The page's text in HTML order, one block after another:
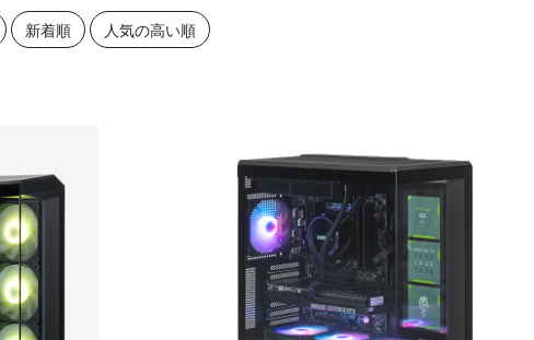
360mm簡易水冷と曲面
OLEDを搭載したハイエン
ドモデル。美しさと冷却性
新着順 人気の高い順